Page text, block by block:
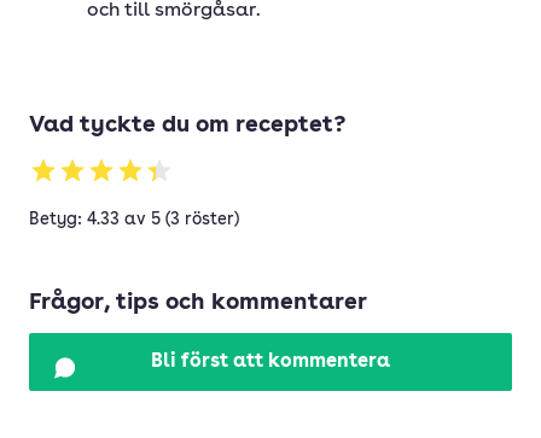
och till smörgåsar.
Vad tyckte du om receptet?
Betyg: 4.33 av 5 (3 röster)
Frågor, tips och kommentarer
Bli först att kommentera